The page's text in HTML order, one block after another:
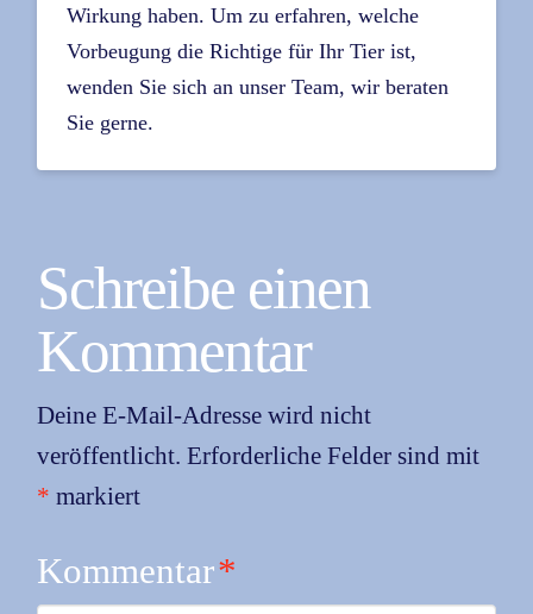
Wirkung haben. Um zu erfahren, welche
Vorbeugung die Richtige für Ihr Tier ist,
wenden Sie sich an unser Team, wir beraten
Sie gerne.
Schreibe einen
Kommentar
Deine E-Mail-Adresse wird nicht
veröffentlicht. Erforderliche Felder sind mit
* markiert
Kommentar*